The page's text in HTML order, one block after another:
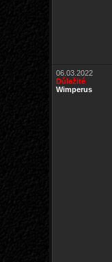
06.03.2022
Důležité
Wimperus